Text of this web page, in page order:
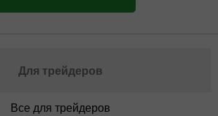
Для трейдеров
Все для трейдеров